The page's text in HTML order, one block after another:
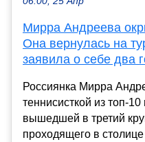
Мирра Андреева
Она вернулась на
заявила о себе два
Россиянка Мирра
теннисисткой из топ-
вышедшей в третий
проходящего в